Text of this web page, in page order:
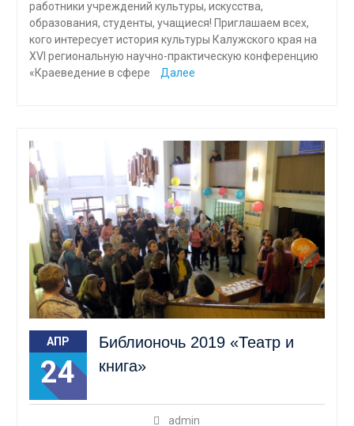
работники учреждений культуры, искусства,
образования, студенты, учащиеся! Приглашаем всех,
кого интересует история культуры Калужского края на
ХVI региональную научно-практическую конференцию
«Краеведение в сфере
Далее
АПР
24
Библионочь 2019 «Театр и
книга»
admin